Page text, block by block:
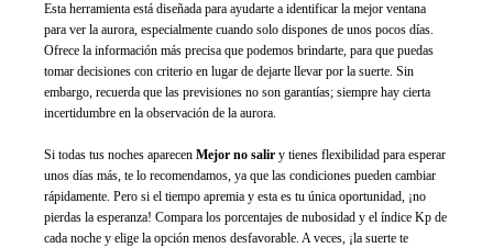
Esta herramienta está diseñada para ayudarte a identificar la mejor ventana
para ver la aurora, especialmente cuando solo dispones de unos pocos días.
Ofrece la información más precisa que podemos brindarte, para que puedas
tomar decisiones con criterio en lugar de dejarte llevar por la suerte. Sin
embargo, recuerda que las previsiones no son garantías; siempre hay cierta
incertidumbre en la observación de la aurora.
Si todas tus noches aparecen Mejor no salir y tienes flexibilidad para esperar
unos días más, te lo recomendamos, ya que las condiciones pueden cambiar
rápidamente. Pero si el tiempo apremia y esta es tu única oportunidad, ¡no
pierdas la esperanza! Compara los porcentajes de nubosidad y el índice Kp de
cada noche y elige la opción menos desfavorable. A veces, ¡la suerte te